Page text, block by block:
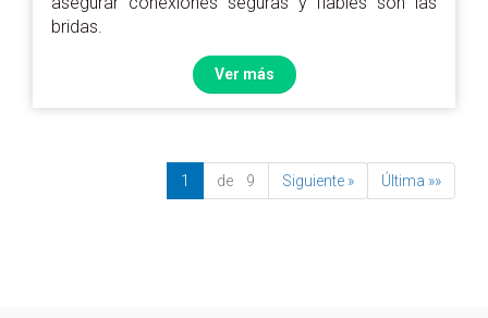
bridas.
Ver más
1 de 9 Siguiente » Última »»